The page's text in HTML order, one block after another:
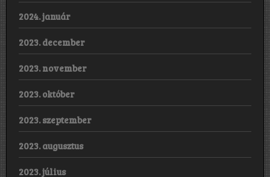
2024. január
2023. december
2023. november
2023. október
2023. szeptember
2023. augusztus
2023. július